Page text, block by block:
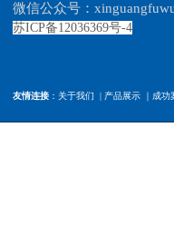
友情连接 ： 关于我们 | 产品展示 ｜ 成功
微信公众号：
苏ICP备12036369号-4